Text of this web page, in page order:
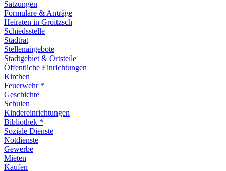
Satzungen
Formulare & Anträge
Heiraten in Groitzsch
Schiedsstelle
Stadtrat
Stellenangebote
Stadtgebiet & Ortsteile
Öffentliche Einrichtungen
Kirchen
Feuerwehr *
Geschichte
Schulen
Kindereinrichtungen
Bibliothek *
Soziale Dienste
Notdienste
Gewerbe
Mieten
Kaufen